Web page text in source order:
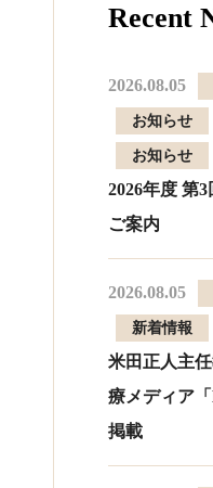
Recent
2026.08.05
お知らせ
お知らせ
2026年度 第
ご案内
2026.08.05
新着情報
米田正人主
療メディア
掲載